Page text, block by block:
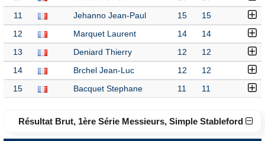
11 Jehanno Jean-Paul 15 15
12 Marquet Laurent 14 14
13 Deniard Thierry 12 12
14 Brchel Jean-Luc 12 12
15 Bacquet Stephane 11 11
Résultat Brut, 1ère Série Messieurs, Simple Stableford